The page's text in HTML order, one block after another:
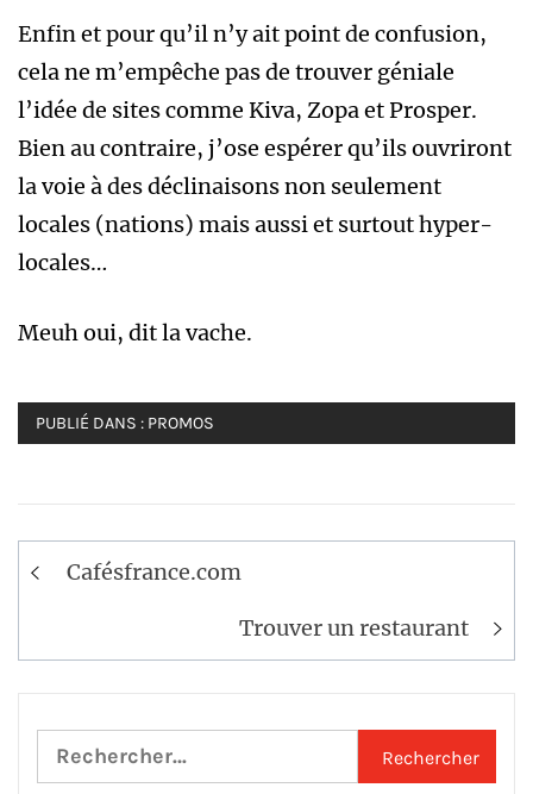
Enfin et pour qu’il n’y ait point de confusion,
cela ne m’empêche pas de trouver géniale
l’idée de sites comme Kiva, Zopa et Prosper.
Bien au contraire, j’ose espérer qu’ils ouvriront
la voie à des déclinaisons non seulement
locales (nations) mais aussi et surtout hyper-
locales…
Meuh oui, dit la vache.
PUBLIÉ DANS : PROMOS
Navigation
Cafésfrance.com
Trouver un restaurant
Rechercher :